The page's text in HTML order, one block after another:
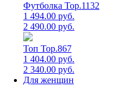
Футболка Top.1132
1 494.00 руб.
2 490.00 руб.
Топ Top.867
1 404.00 руб.
2 340.00 руб.
Для женщин